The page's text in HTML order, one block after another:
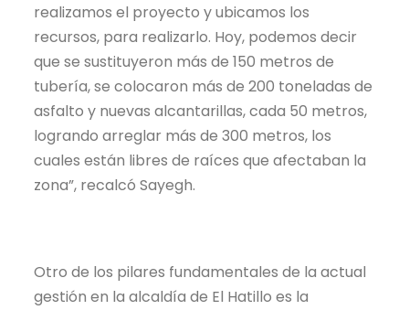
realizamos el proyecto y ubicamos los
recursos, para realizarlo. Hoy, podemos decir
que se sustituyeron más de 150 metros de
tubería, se colocaron más de 200 toneladas de
asfalto y nuevas alcantarillas, cada 50 metros,
logrando arreglar más de 300 metros, los
cuales están libres de raíces que afectaban la
zona”, recalcó Sayegh.
Otro de los pilares fundamentales de la actual
gestión en la alcaldía de El Hatillo es la